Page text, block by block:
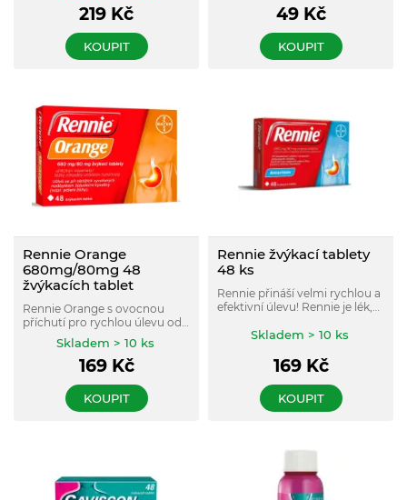
219 Kč
KOUPIT
kloktání a k desinfekci dutiny
49Kč
KOUPIT
Rennie Orange
680mg/80mg 48
žvýkacích tablet
Rennie Orange s ovocnou
příchutí pro rychlou úlevu od
pálení žáhy a zmírnění
příznaků překyselení žaludku.
Obsahuje kombinaci dvou
účinných látek (uhličitan
vápenatý, uhličitan hořečnatý)
a začíná působit ihned po
Skladem > 10 ks
169Kč
KOUPIT
Rennie žvýkací tablety
48 ks
Rennie přináší velmi rychlou a
efektivní úlevu! Rennie je lék,
žaludku a tím vyvolaných
pálení žáhy.
Skladem > 10 ks
169Kč
KOUPIT